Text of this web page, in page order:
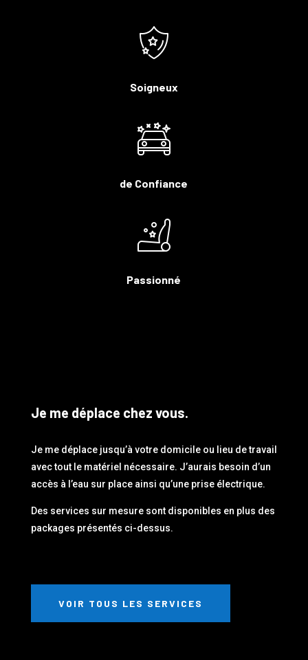
Soigneux
de Confiance
Passionné
Je me déplace chez vous.
Je me déplace jusqu’à votre domicile ou lieu de travail
avec tout le matériel nécessaire. J’aurais besoin d’un
accès à l’eau sur place ainsi qu’une prise électrique.
Des services sur mesure sont disponibles en plus des
packages présentés ci-dessus.
VOIR TOUS LES SERVICES